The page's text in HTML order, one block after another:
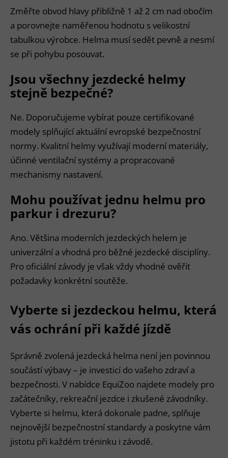
Změřte obvod hlavy přibližně 1 až 2 cm nad obočím
a porovnejte naměřenou hodnotu s velikostní
tabulkou výrobce. Helma musí sedět pevně a nesmí
se při pohybu posouvat.
Jsou všechny jezdecké helmy
stejně bezpečné?
Ne. Doporučujeme vybírat pouze certifikované
modely splňující aktuální evropské bezpečnostní
normy. Kvalitní helmy využívají moderní materiály,
účinné ventilační systémy a propracované
mechanismy nastavení.
Mohu používat jednu helmu pro
parkur i drezuru?
Ano. Většina moderních jezdeckých helem je
univerzální a vhodná pro běžné jezdecké disciplíny.
Pro oficiální závody je však vždy vhodné ověřit
požadavky konkrétní soutěže.
Vyberte si jezdeckou helmu, která
vás ochrání při každé jízdě
Správně zvolená jezdecká helma není jen povinnou
součástí výbavy – je investicí do vašeho zdraví a
bezpečnosti. V nabídce EquiZoo najdete modely pro
začátečníky, rekreační jezdce i zkušené závodníky.
Vyberte si helmu, která dokonale padne, splňuje
nejnovější bezpečnostní standardy a poskytne vám
jistotu při každém tréninku i závodě.